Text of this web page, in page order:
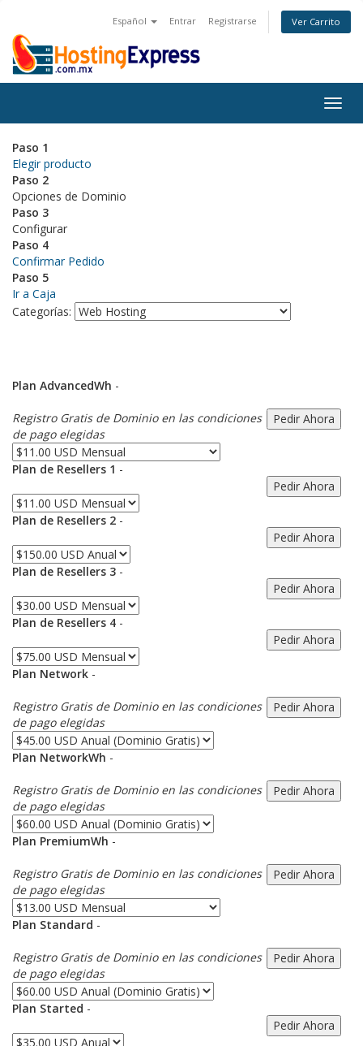
Español Entrar Registrarse Ver Carrito
Paso 1
Elegir producto
Paso 2
Opciones de Dominio
Paso 3
Configurar
Paso 4
Confirmar Pedido
Paso 5
Ir a Caja
Categorías:
Plan AdvancedWh -
Registro Gratis de Dominio en las condiciones
de pago elegidas
Plan de Resellers 1 -
Plan de Resellers 2 -
Plan de Resellers 3 -
Plan de Resellers 4 -
Plan Network -
Registro Gratis de Dominio en las condiciones
de pago elegidas
Plan NetworkWh -
Registro Gratis de Dominio en las condiciones
de pago elegidas
Plan PremiumWh -
Registro Gratis de Dominio en las condiciones
de pago elegidas
Plan Standard -
Registro Gratis de Dominio en las condiciones
de pago elegidas
Plan Started -